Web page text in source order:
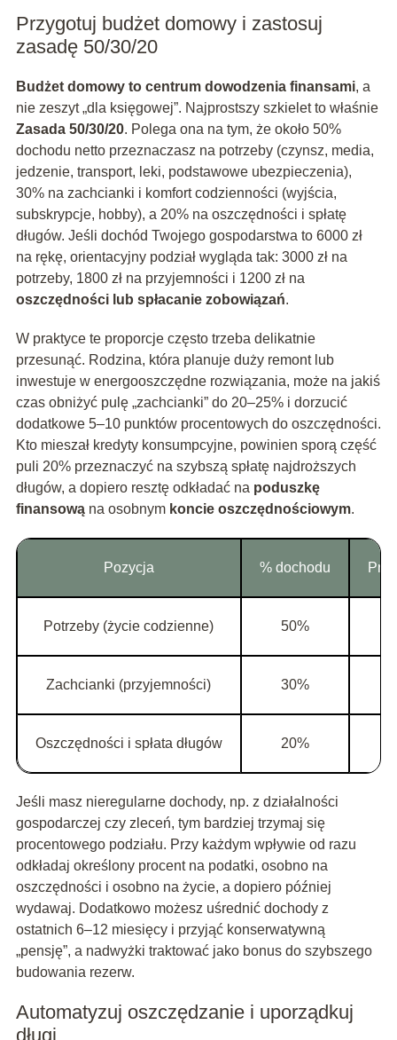
Przygotuj budżet domowy i zastosuj
zasadę 50/30/20
Budżet domowy to centrum dowodzenia finansami, a
nie zeszyt „dla księgowej”. Najprostszy szkielet to właśnie
Zasada 50/30/20. Polega ona na tym, że około 50%
dochodu netto przeznaczasz na potrzeby (czynsz, media,
jedzenie, transport, leki, podstawowe ubezpieczenia),
30% na zachcianki i komfort codzienności (wyjścia,
subskrypcje, hobby), a 20% na oszczędności i spłatę
długów. Jeśli dochód Twojego gospodarstwa to 6000 zł
na rękę, orientacyjny podział wygląda tak: 3000 zł na
potrzeby, 1800 zł na przyjemności i 1200 zł na
oszczędności lub spłacanie zobowiązań.
W praktyce te proporcje często trzeba delikatnie
przesunąć. Rodzina, która planuje duży remont lub
inwestuje w energooszczędne rozwiązania, może na jakiś
czas obniżyć pulę „zachcianki” do 20–25% i dorzucić
dodatkowe 5–10 punktów procentowych do oszczędności.
Kto mieszał kredyty konsumpcyjne, powinien sporą część
puli 20% przeznaczyć na szybszą spłatę najdroższych
długów, a dopiero resztę odkładać na poduszkę
finansowąna osobnym koncie oszczędnościowym.
Pozycja % dochodu
Potrzeby (życie codzienne) 50%
Zachcianki (przyjemności) 30%
Oszczędności i spłata długów 20%
Jeśli masz nieregularne dochody, np. z działalności
gospodarczej czy zleceń, tym bardziej trzymaj się
procentowego podziału. Przy każdym wpływie od razu
odkładaj określony procent na podatki, osobno na
oszczędności i osobno na życie, a dopiero później
wydawaj. Dodatkowo możesz uśrednić dochody z
ostatnich 6–12 miesięcy i przyjąć konserwatywną
„pensję”, a nadwyżki traktować jako bonus do szybszego
budowania rezerw.
Automatyzuj oszczędzanie i uporządkuj
długi